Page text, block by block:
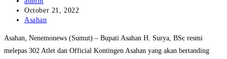
author:
Post
published:
October 21, 2022
Post
Asahan
Asahan, Nenemonews (Sumut) – Bupati Asahan H. Surya, BSc resmi
melepas 302 Atlet dan Official Kontingen Asahan yang akan bertanding